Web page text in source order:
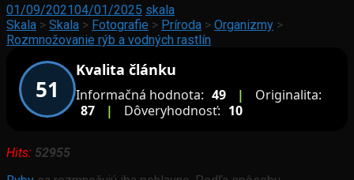
Ochranársky
aspekt
akvaristiky
01/09/202104/01/2025 skala
Skala > Skala > Fotografie > Príroda > Organizmy >
Rozmnožovanie rýb a vodných rastlín
51
Kvalita článku
Informačná hodnota: 49 |
Originalita:
87
| Dôveryhodnosť: 10
Hits: 52955